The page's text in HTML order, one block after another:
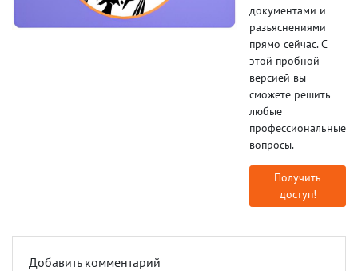
документами и
разъяснениями
прямо сейчас. С
этой пробной
версией вы
сможете решить
любые
профессиональные
вопросы.
Получить
доступ!
Добавить комментарий